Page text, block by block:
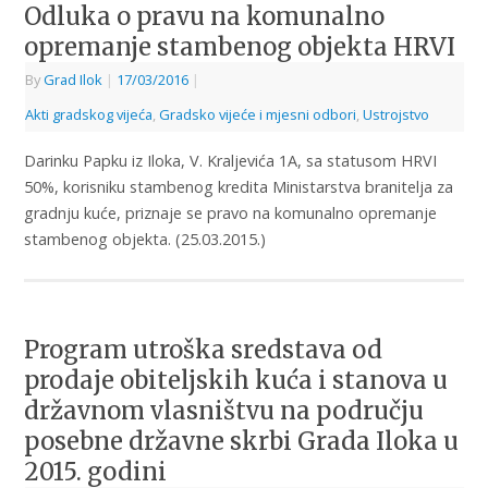
Odluka o pravu na komunalno
opremanje stambenog objekta HRVI
ByGrad Ilok | 17/03/2016 |
Akti gradskog vijeća, Gradsko vijeće i mjesni odbori, Ustrojstvo
Darinku Papku iz Iloka, V. Kraljevića 1A, sa statusom HRVI
50%, korisniku stambenog kredita Ministarstva branitelja za
gradnju kuće, priznaje se pravo na komunalno opremanje
stambenog objekta. (25.03.2015.)
Program utroška sredstava od
prodaje obiteljskih kuća i stanova u
državnom vlasništvu na području
posebne državne skrbi Grada Iloka u
2015. godini